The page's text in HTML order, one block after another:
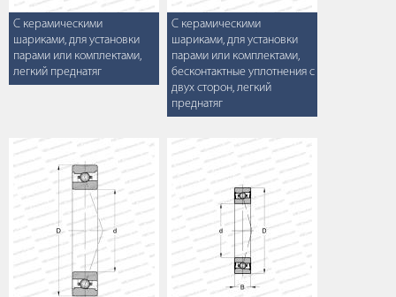
С керамическими
шариками, для установки
парами или комплектами,
легкий преднатяг
С керамическими
шариками, для установки
парами или комплектами,
бесконтактные уплотнения с
двух сторон, легкий
преднатяг